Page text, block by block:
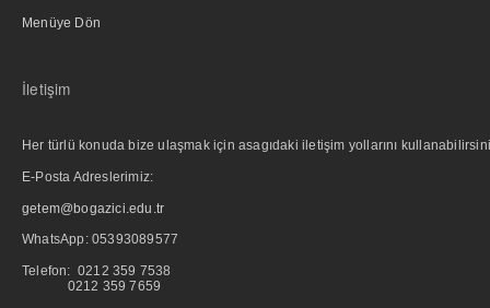
Menüye Dön
İletişim
Her türlü konuda bize ulaşmak için asagıdaki iletişim yollarını
E-Posta Adreslerimiz:
getem@bogazici.edu.tr
WhatsApp: 05393089577
Telefon: 0212 359 7538
0212 359 7659